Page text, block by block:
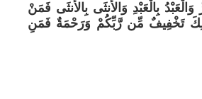
بِالْعَبْدِ وَالأُنثَى بِالأُنثَى فَمَنْ
ذَلِكَ تَخْفِيفٌ مِّن رَّبِّكُمْ وَرَحْمَةٌ فَمَنِ